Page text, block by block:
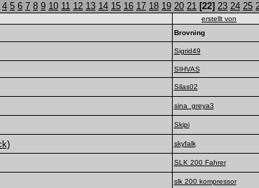
4 5 6 7 8 9 10 11 12 13 14 15 16 17 18 19 20 21 [22] 23 24 25
erstellt von
Brovning
Sigrid49
SIHVAS
Silas02
sina_greya3
Skipi
skyfalk
SLK 200 Fahrer
slk 200 kompressor